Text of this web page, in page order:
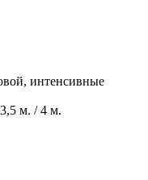
интенсивные
м. / 4 м.